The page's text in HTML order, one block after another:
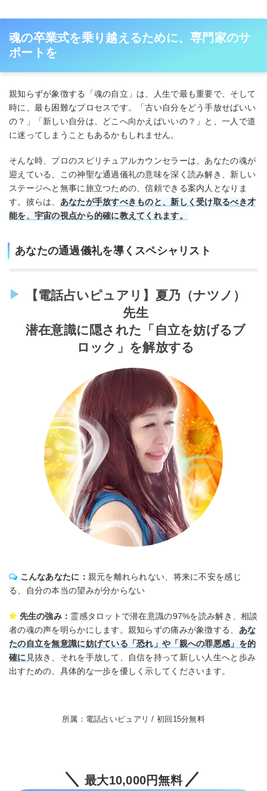
魂の卒業式を乗り越えるために、専門家のサ
ポートを
親知らずが象徴する「魂の自立」は、人生で最も重要で、そして
時に、最も困難なプロセスです。「古い自分をどう手放せばいい
の？」「新しい自分は、どこへ向かえばいいの？」と、一人で道
に迷ってしまうこともあるかもしれません。
そんな時、プロのスピリチュアルカウンセラーは、あなたの魂が
迎えている、この神聖な通過儀礼の意味を深く読み解き、新しい
ステージへと無事に旅立つための、信頼できる案内人となりま
す。彼らは、 あなたが手放すべきものと、新しく受け取るべき才
能を、宇宙の視点から的確に教えてくれます。
あなたの通過儀礼を導くスペシャリスト
【電話占いピュアリ】夏乃（ナツノ）
先生
潜在意識に隠された「自立を妨げるブ
ロック」を解放する
こんなあなたに： 親元を離れられない、将来に不安を感じ
る、自分の本当の望みが分からない
先生の強み： 霊感タロットで潜在意識の97%を読み解き、相談
者の魂の声を明らかにします。親知らずの痛みが象徴する、 あな
たの自立を無意識に妨げている「恐れ」や「親への罪悪感」を的
確に 見抜き、それを手放して、自信を持って新しい人生へと歩み
出すための、具体的な一歩を優しく示してくださいます。
所属：電話占いピュアリ / 初回15分無料
最大10,000円無料